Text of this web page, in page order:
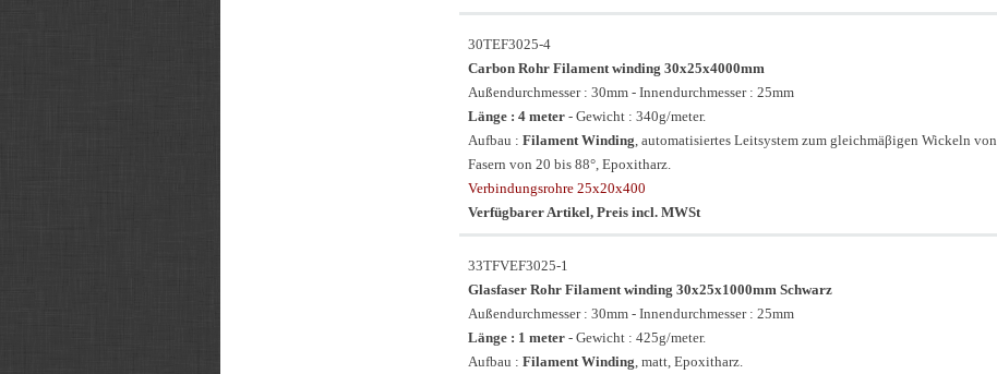
30TEF3025-4
Carbon Rohr Filament winding 30x25x4000mm
Außendurchmesser : 30mm - Innendurchmesser : 25mm
Länge : 4 meter - Gewicht : 340g/meter.
Aufbau : Filament Winding, automatisiertes Leitsystem zum gleichmäβigen Wickeln von
Fasern von 20 bis 88°, Epoxitharz.
Verbindungsrohre 25x20x400
Verfügbarer Artikel, Preis incl. MWSt
33TFVEF3025-1
Glasfaser Rohr Filament winding 30x25x1000mm Schwarz
Außendurchmesser : 30mm - Innendurchmesser : 25mm
Länge : 1 meter - Gewicht : 425g/meter.
Aufbau : Filament Winding, matt, Epoxitharz.